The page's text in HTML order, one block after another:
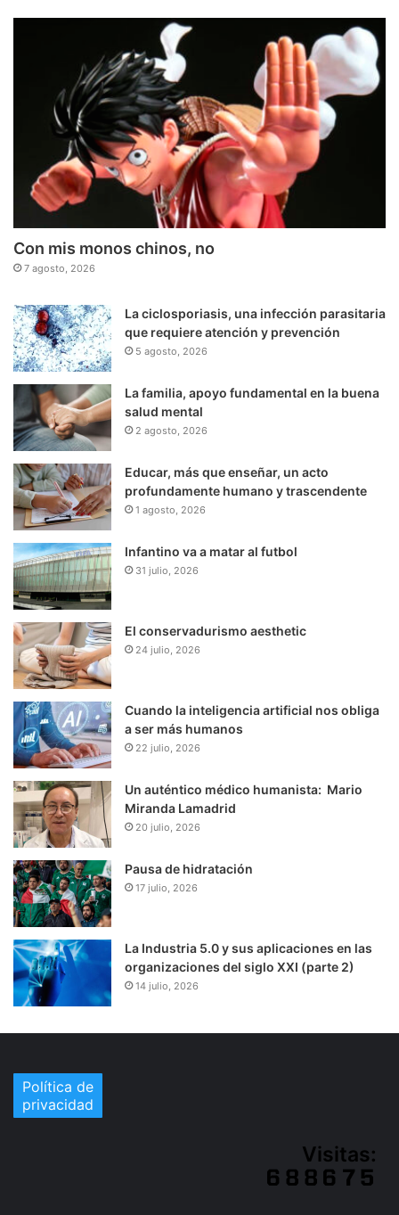
Con mis monos chinos, no
7 agosto, 2026
La ciclosporiasis, una infección parasitaria
que requiere atención y prevención
5 agosto, 2026
La familia, apoyo fundamental en la buena
salud mental
2 agosto, 2026
Educar, más que enseñar, un acto
profundamente humano y trascendente
1 agosto, 2026
Infantino va a matar al futbol
31 julio, 2026
El conservadurismo aesthetic
24 julio, 2026
Cuando la inteligencia artificial nos obliga
a ser más humanos
22 julio, 2026
Un auténtico médico humanista: Mario
Miranda Lamadrid
20 julio, 2026
Pausa de hidratación
17 julio, 2026
La Industria 5.0 y sus aplicaciones en las
organizaciones del siglo XXI (parte 2)
14 julio, 2026
Política de
privacidad
Visitas: